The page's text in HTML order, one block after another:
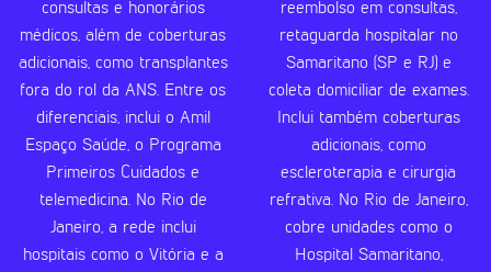
consultas e honorários
médicos, além de coberturas
adicionais, como transplantes
fora do rol da ANS. Entre os
diferenciais, inclui o Amil
Espaço Saúde, o Programa
Primeiros Cuidados e
telemedicina. No Rio de
Janeiro, a rede inclui
hospitais como o Vitória e a
reembolso em consultas,
retaguarda hospitalar no
Samaritano (SP e RJ) e
coleta domiciliar de exames.
Inclui também coberturas
adicionais, como
escleroterapia e cirurgia
refrativa. No Rio de Janeiro,
cobre unidades como o
Hospital Samaritano,